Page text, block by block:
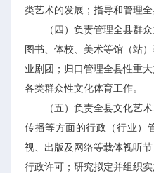
类艺术的发展；指导和管理全
（四）负责管理全县群
图书、体校、美术等馆（站
业剧团；归口管理全县性重
各类群众性文化体育工作。
（五）负责全县文化艺
传播等方面的行政（行业）
视、出版及网络等载体视听
行政许可；研究拟定并组织